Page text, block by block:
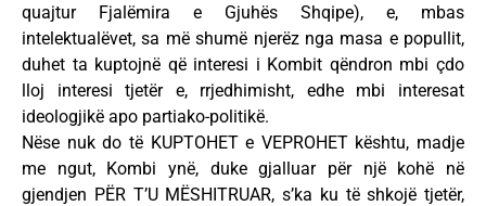
quajtur Fjalëmira e Gjuhës Shqipe), e, mbas
intelektualëvet, sa më shumë njerëz nga masa e popullit,
duhet ta kuptojnë që interesi i Kombit qëndron mbi çdo
lloj interesi tjetër e, rrjedhimisht, edhe mbi interesat
ideologjikë apo partiako-politikë.
Nëse nuk do të KUPTOHET e VEPROHET kështu, madje
me ngut, Kombi ynë, duke gjalluar për një kohë në
gjendjen PËR T’U MËSHITRUAR, s’ka ku të shkojë tjetër,